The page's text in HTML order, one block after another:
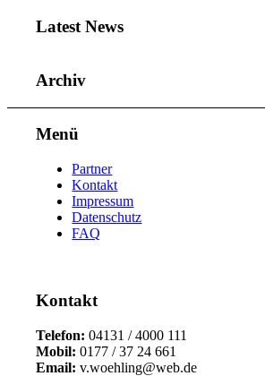
Latest News
Archiv
Menü
Partner
Kontakt
Impressum
Datenschutz
FAQ
Kontakt
Telefon: 04131 / 4000 111
Mobil: 0177 / 37 24 661
Email: v.woehling@web.de